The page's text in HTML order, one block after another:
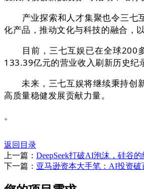
产业探索和人才集聚也令三七互
化产品，推动文化与科技的融合，
目前，三七互娱已在全球200多
133.39亿元的营业收入刷新历史纪
未来，三七互娱将继续秉持创新
高质量稳健发展贡献力量。
。
返回目录
上一篇： DeepSeek打破AI泡沫，硅谷
下一篇： 亚马逊资本大手笔：AI投资